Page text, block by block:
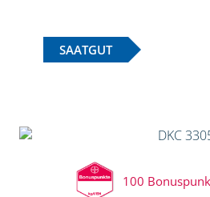
SAATGUT
100